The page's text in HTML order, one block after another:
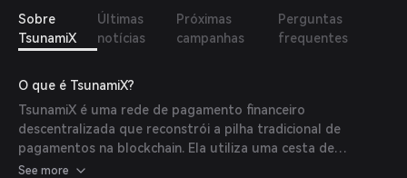
Sobre
TsunamiX
Últimas
notícias
Próximas
campanhas
Perguntas
frequentes
O que é TsunamiX?
TsunamiX é uma rede de pagamento financeiro
descentralizada que reconstrói a pilha tradicional de
pagamentos na blockchain. Ela utiliza uma cesta de
stablecoins lastreadas em fiat, estabilizadas
See more